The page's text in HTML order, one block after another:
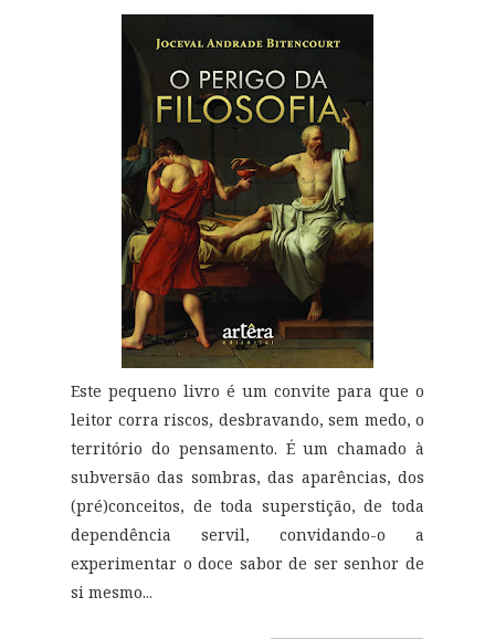
Este pequeno livro é um convite para que o
leitor corra riscos, desbravando, sem medo, o
território do pensamento. É um chamado à
subversão das sombras, das aparências, dos
(pré)conceitos, de toda superstição, de toda
dependência servil, convidando-o a
experimentar o doce sabor de ser senhor de
si mesmo...